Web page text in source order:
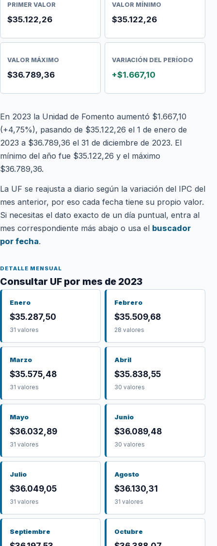
PRIMER VALOR
$35.122,26
VALOR MÍNIMO
$35.122,26
VALOR MÁXIMO
$36.789,36
VARIACIÓN DEL PERÍODO
+$1.667,10
En 2023 la Unidad de Fomento aumentó $1.667,10
(+4,75%), pasando de $35.122,26 el 1 de enero de
2023 a $36.789,36 el 31 de diciembre de 2023. El
mínimo del año fue $35.122,26 y el máximo
$36.789,36.
La UF se reajusta a diario según la variación del IPC del
mes anterior, por eso cada fecha tiene su propio valor.
Si necesitas el dato exacto de un día puntual, entra al
mes correspondiente más abajo o usa el buscador
por fecha.
DETALLE MENSUAL
Consultar UF por mes de 2023
Enero
$35.287,50
31 valores
Febrero
$35.509,68
28 valores
Marzo
$35.575,48
31 valores
Abril
$35.838,55
30 valores
Mayo
$36.032,89
31 valores
Junio
$36.089,48
30 valores
Julio
$36.049,05
31 valores
Agosto
$36.130,31
31 valores
Septiembre Octubre